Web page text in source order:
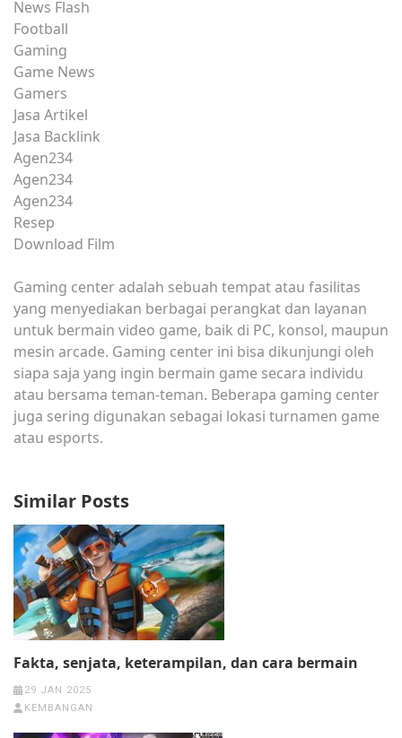
News Flash
Football
Gaming
Game News
Gamers
Jasa Artikel
Jasa Backlink
Agen234
Agen234
Agen234
Resep
Download Film
Gaming center adalah sebuah tempat atau fasilitas
yang menyediakan berbagai perangkat dan layanan
untuk bermain video game, baik di PC, konsol, maupun
mesin arcade. Gaming center ini bisa dikunjungi oleh
siapa saja yang ingin bermain game secara individu
atau bersama teman-teman. Beberapa gaming center
juga sering digunakan sebagai lokasi turnamen game
atau esports.
Similar Posts
Fakta, senjata, keterampilan, dan cara bermain
29 JAN 2025
KEMBANGAN